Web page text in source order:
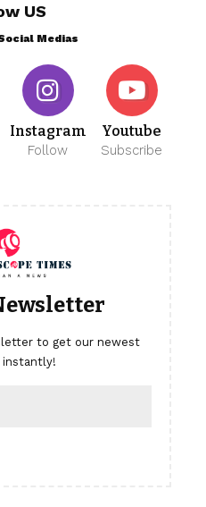
US
Medias
Instagram
Follow
Youtube
Subscribe
to get our newest
instantly!